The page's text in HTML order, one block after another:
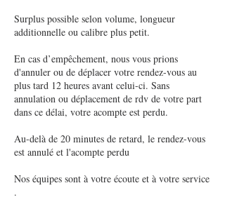
Surplus possible selon volume, longueur
additionnelle ou calibre plus petit.
En cas d’empêchement, nous vous prions
d'annuler ou de déplacer votre rendez-vous au
plus tard 12 heures avant celui-ci. Sans
annulation ou déplacement de rdv de votre part
dans ce délai, votre acompte est perdu.
Au-delà de 20 minutes de retard, le rendez-vous
est annulé et l'acompte perdu
Nos équipes sont à votre écoute et à votre service